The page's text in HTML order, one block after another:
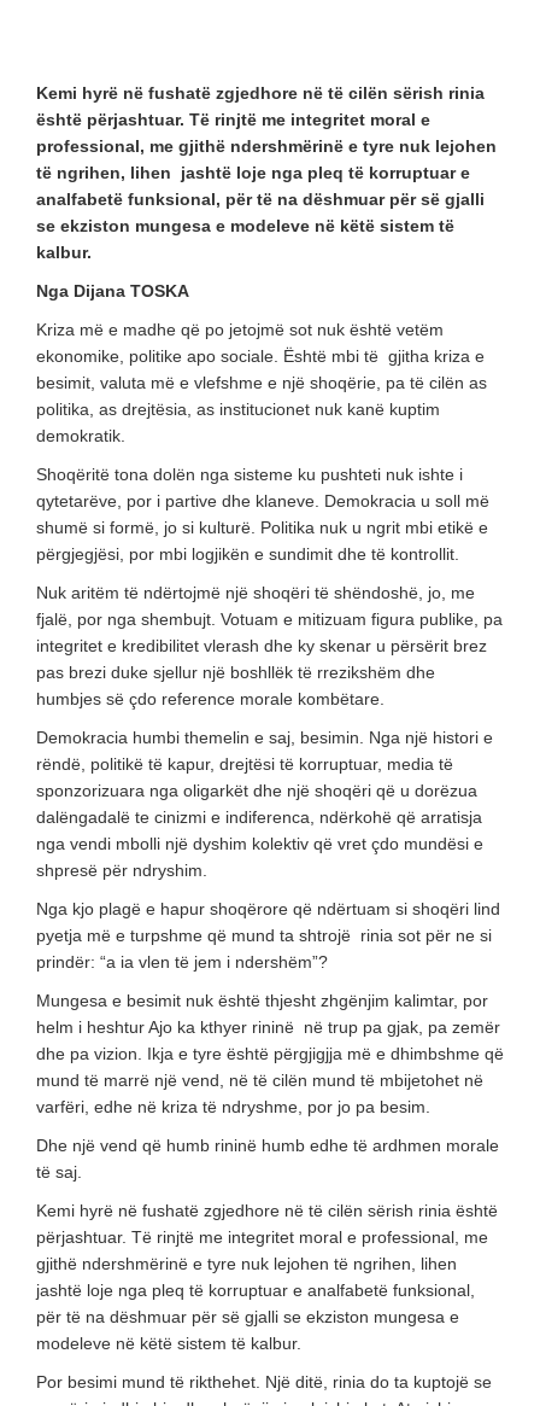
Kemi hyrë në fushatë zgjedhore në të cilën sërish rinia
është përjashtuar. Të rinjtë me integritet moral e
professional, me gjithë ndershmërinë e tyre nuk lejohen
të ngrihen, lihen jashtë loje nga pleq të korruptuar e
analfabetë funksional, për të na dëshmuar për së gjalli
se ekziston mungesa e modeleve në këtë sistem të
kalbur.
Nga Dijana TOSKA
Kriza më e madhe që po jetojmë sot nuk është vetëm
ekonomike, politike apo sociale. Është mbi të gjitha kriza e
besimit, valuta më e vlefshme e një shoqërie, pa të cilën as
politika, as drejtësia, as institucionet nuk kanë kuptim
demokratik.
Shoqëritë tona dolën nga sisteme ku pushteti nuk ishte i
qytetarëve, por i partive dhe klaneve. Demokracia u soll më
shumë si formë, jo si kulturë. Politika nuk u ngrit mbi etikë e
përgjegjësi, por mbi logjikën e sundimit dhe të kontrollit.
Nuk aritëm të ndërtojmë një shoqëri të shëndoshë, jo, me
fjalë, por nga shembujt. Votuam e mitizuam figura publike, pa
integritet e kredibilitet vlerash dhe ky skenar u përsërit brez
pas brezi duke sjellur një boshllëk të rrezikshëm dhe
humbjes së çdo reference morale kombëtare.
Demokracia humbi themelin e saj, besimin. Nga një histori e
rëndë, politikë të kapur, drejtësi të korruptuar, media të
sponzorizuara nga oligarkët dhe një shoqëri që u dorëzua
dalëngadalë te cinizmi e indiferenca, ndërkohë që arratisja
nga vendi mbolli një dyshim kolektiv që vret çdo mundësi e
shpresë për ndryshim.
Nga kjo plagë e hapur shoqërore që ndërtuam si shoqëri lind
pyetja më e turpshme që mund ta shtrojë rinia sot për ne si
prindër: “a ia vlen të jem i ndershëm”?
Mungesa e besimit nuk është thjesht zhgënjim kalimtar, por
helm i heshtur Ajo ka kthyer rininë në trup pa gjak, pa zemër
dhe pa vizion. Ikja e tyre është përgjigjja më e dhimbshme që
mund të marrë një vend, në të cilën mund të mbijetohet në
varfëri, edhe në kriza të ndryshme, por jo pa besim.
Dhe një vend që humb rininë humb edhe të ardhmen morale
të saj.
Kemi hyrë në fushatë zgjedhore në të cilën sërish rinia është
përjashtuar. Të rinjtë me integritet moral e professional, me
gjithë ndershmërinë e tyre nuk lejohen të ngrihen, lihen
jashtë loje nga pleq të korruptuar e analfabetë funksional,
për të na dëshmuar për së gjalli se ekziston mungesa e
modeleve në këtë sistem të kalbur.
Por besimi mund të rikthehet. Një ditë, rinia do ta kuptojë se